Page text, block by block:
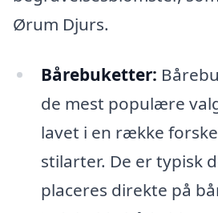
Ørum Djurs.
Bårebuketter:
de mest populære
lavet i en række
stilarter. De er typisk
placeres direkte på